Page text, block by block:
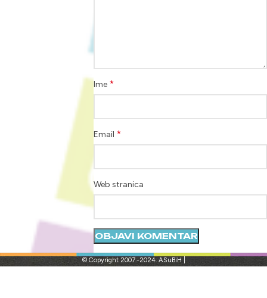
Ime *
Email *
Web stranica
© Copyright 2007.-2024. ASuBiH |